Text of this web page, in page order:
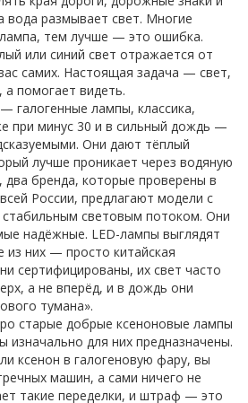
вода размывает свет. Многие
тем лучше — это ошибка.
или синий свет отражается от
самих. Настоящая задача — свет,
помогает видеть.
— галогенные лампы, классика,
при минус 30 и в сильный дождь —
Они дают тёплый
лучше проникает через водяную
, два бренда, которые проверены в
России, предлагают модели с
световым потоком. Они
надёжные. LED-лампы выглядят
из них — просто китайская
сертифицированы, их свет часто
а не вперёд, и в дождь они
тумана».
старые добрые ксеноновые лампы
для них предназначены.
ксенон в галогеновую фару, вы
машин, а сами ничего не
такие переделки, и штраф — это